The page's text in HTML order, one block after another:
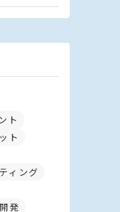
ト
ト
ィング
発